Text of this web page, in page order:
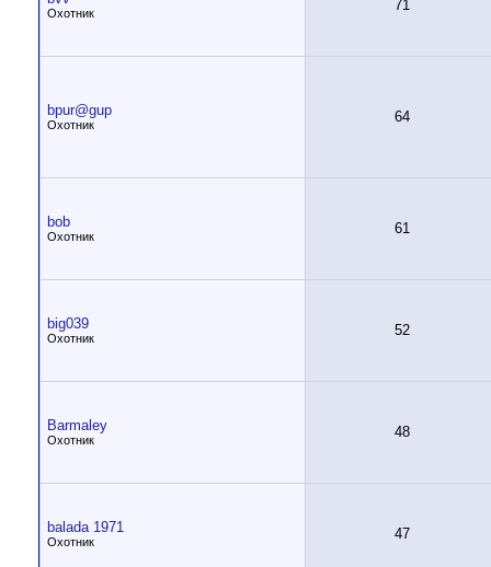
Охотник 71
bpur@gup
Охотник 64
bob
Охотник 61
big039
Охотник 52
Barmaley
Охотник 48
balada 1971
Охотник 47